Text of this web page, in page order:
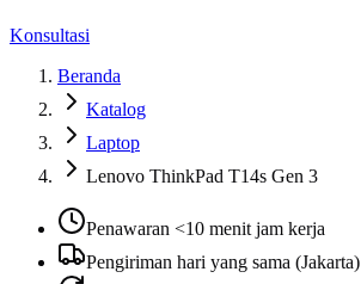
Konsultasi
Beranda
Katalog
Laptop
Lenovo ThinkPad T14s Gen 3
Penawaran <10 menit jam kerja
Pengiriman hari yang sama (Jakarta)